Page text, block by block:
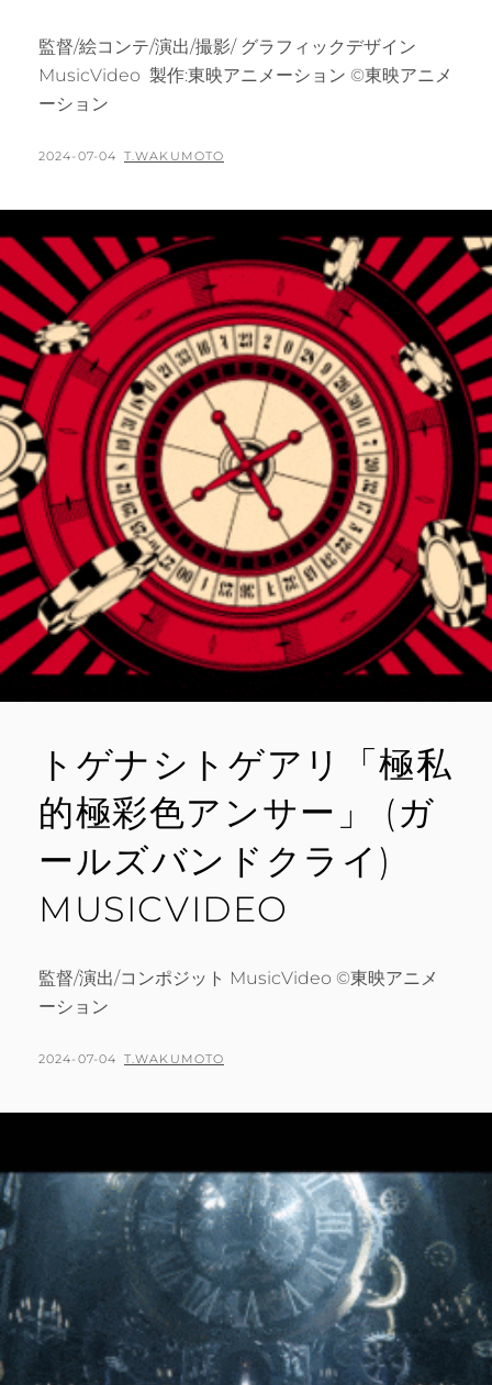
監督/絵コンテ/演出/撮影/ グラフィックデザイン
MusicVideo 製作:東映アニメーション ©東映アニメ
ーション
POSTED
2024-07-04 BY
T.WAKUMOTO
トゲナシトゲアリ「極私
的極彩色アンサー」 (ガ
ールズバンドクライ)
MUSICVIDEO
監督/演出/コンポジット MusicVideo ©東映アニメ
ーション
POSTED
2024-07-04 BY
T.WAKUMOTO